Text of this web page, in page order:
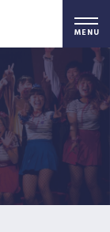
オープンキャンパス